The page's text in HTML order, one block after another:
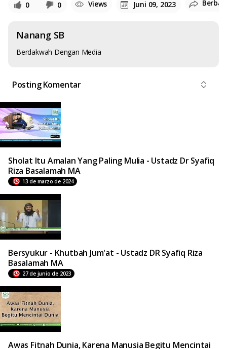
0 0 Views Juni 09, 2023
Nanang SB
Berdakwah Dengan Media
Posting Komentar
Sholat Itu Amalan Yang Paling Mulia - Ustadz Dr Syafiq
Riza Basalamah MA
13 de marzo de 2024
Bersyukur - Khutbah Jum'at - Ustadz DR Syafiq Riza
Basalamah MA
27 de junio de 2023
Awas Fitnah Dunia, Karena Manusia Begitu Mencintai